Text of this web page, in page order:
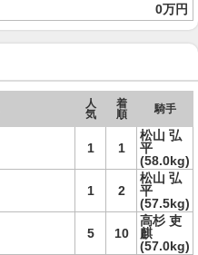
0万円
人
気
着
順
騎手
1 1
松山 弘
平
(58.0kg)
1 2
松山 弘
平
(57.5kg)
5 10
高杉 吏
麒
(57.0kg)